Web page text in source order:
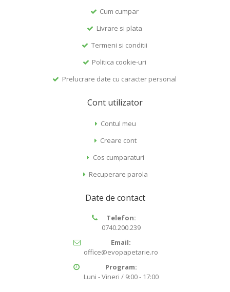
Cum cumpar
Livrare si plata
Termeni si conditii
Politica cookie-uri
Prelucrare date cu caracter personal
Cont utilizator
Contul meu
Creare cont
Cos cumparaturi
Recuperare parola
Date de contact
Telefon:
0740.200.239
Email:
office@evopapetarie.ro
Program:
Luni - Vineri / 9:00 - 17:00